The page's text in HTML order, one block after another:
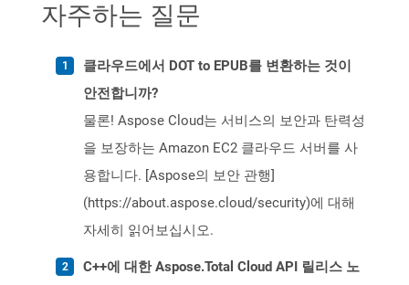
자주하는 질문
클라우드에서 DOT to EPUB를 변환하는 것이
안전합니까?
물론! Aspose Cloud는 서비스의 보안과 탄력성
을 보장하는 Amazon EC2 클라우드 서버를 사
용합니다. [Aspose의 보안 관행]
(https://about.aspose.cloud/security)에 대해
자세히 읽어보십시오.
C++에 대한 Aspose.Total Cloud API 릴리스 노